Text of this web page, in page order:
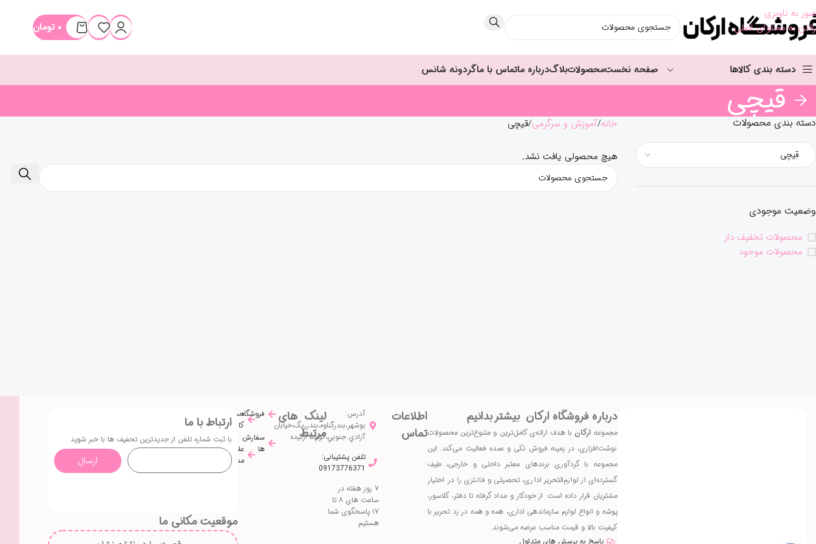
عبور به ناوبری
رفتن به محتوای اصلی
۰ تومان
دسته بندی کالاها صفحه نخستمحصولاتبلاگدرباره ماتماس با ماگردونه شانس
قیچی
دسته بندی محصولات
وضعیت موجودی
محصولات تخفیف دار
محصولات موجود
خانه آموزش و سرگرمی قیچی
هیچ محصولی یافت نشد.
درباره فروشگاه ارکان بیشتر بدانیم
مجموعه ارکان با هدف ارائه‌ی کامل‌ترین و متنوع‌ترین محصولات
نوشت‌افزاری، در زمینه فروش تکی و عمده فعالیت می‌کند. این
مجموعه با گردآوری برندهای معتبر داخلی و خارجی، طیف
گسترده‌ای از لوازم‌التحریر اداری، تحصیلی و فانتزی را در اختیار
مشتریان قرار داده است. از خودکار و مداد گرفته تا دفتر، کلاسور،
پوشه و انواع لوازم سازماندهی اداری، همه و همه در زد تحریر با
کیفیت بالا و قیمت مناسب عرضه می‌شوند.
پاسخ به پرسش های متداول
اطلاعات
تماس
آدرس:
بوشهر،بندرگناوه،بندرريگ،خیابان
آزادي جنوبي،كوچه اركيده
تلفن پشتیبانی:
09173776371
۷ روز هفته در
ساعت های ۸ تا
۱۷ پاسخگوی شما
هستیم
لینک های
مرتبط
فروشگاه
سفارش
ها
حساب
کاربری
علاقه
مندی
ارتباط با ما
با ثبت شماره تلفن از جدیدترین تخفیف ها با خبر شوید
ارسال
موقعیت مکانی ما